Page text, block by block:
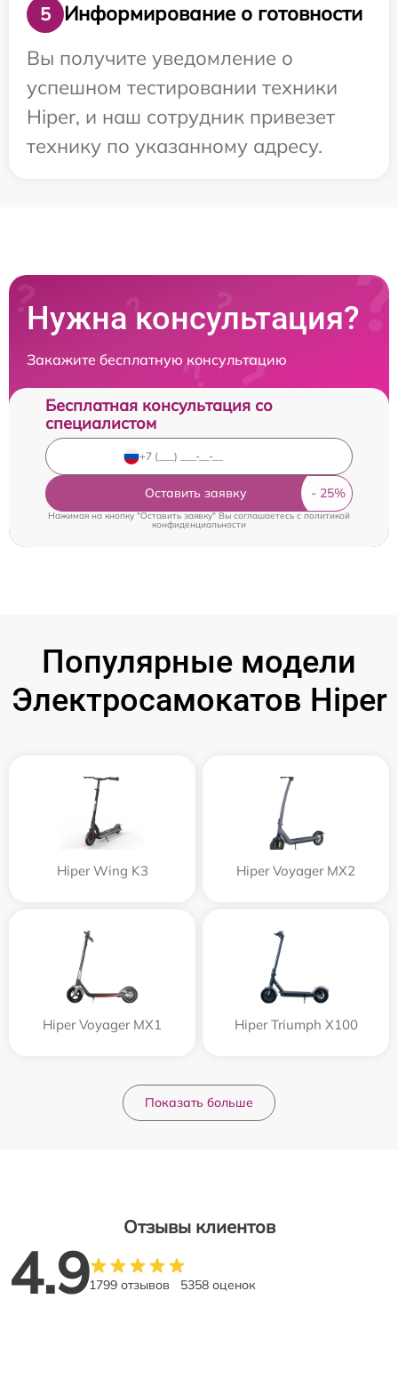
5
Информирование о готовности
Вы получите уведомление о
успешном тестировании техники
Hiper, и наш сотрудник привезет
технику по указанному адресу.
Нужна консультация?
Закажите бесплатную консультацию
Бесплатная консультация со
специалистом
Оставить заявку
Нажимая на кнопку "Оставить заявку" Вы соглашаетесь cполитикой
конфиденциальности
Популярные модели
Электросамокатов Hiper
Hiper Wing K3 Hiper Voyager MX2
Hiper Voyager MX1 Hiper Triumph X100
Показать больше
Отзывы клиентов
4.91799 отзывов 5358 оценок